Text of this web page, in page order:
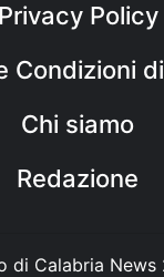
Privacy Policy
Condizioni
Chi siamo
Redazione
di Calabria News